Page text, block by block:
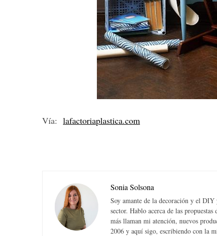
Vía: lafactoriaplastica.com
Sonia Solsona
Soy amante de la decoración y el DIY
sector. Hablo acerca de las
más llaman mi atención, nuevos
2006 y aquí sigo, escribiendo con la